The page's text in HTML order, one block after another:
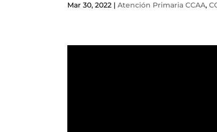
Mar 30, 2022 |Atención Primaria CCAA,